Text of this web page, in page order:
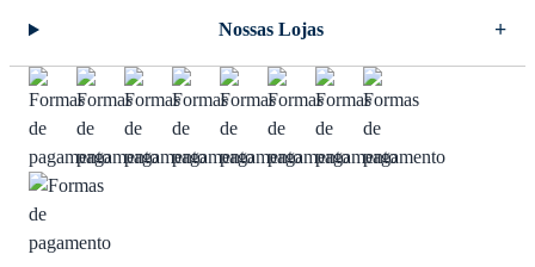
Nossas Lojas